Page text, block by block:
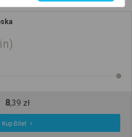
8,39 zł
Kup Bilet